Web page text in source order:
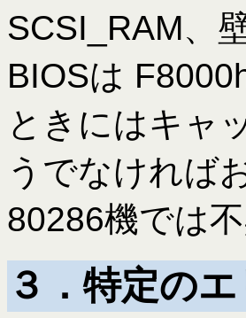
SCSI_RAM、
BIOSは
ときにはキャ
うでなければ
80286機では
３．特定の